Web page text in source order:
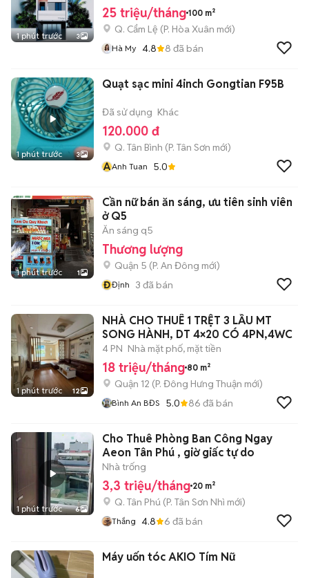
1 phút trước 3
25 triệu/tháng 100 m²
Q. Cẩm Lệ (P. Hòa Xuân mới)
Hà My 4.8 8 đã bán
1 phút trước 3
Quạt sạc mini 4inch Gongtian F95B
Đã sử dụng Khác
120.000 đ
Q. Tân Bình (P. Tân Sơn mới)
AAnh Tuan 5.0
1 phút trước 1
Cần nữ bán ăn sáng, ưu tiên sinh viên
ở Q5
Ăn sáng q5
Thương lượng
Quận 5 (P. An Đông mới)
ĐĐịnh 3 đã bán
1 phút trước 12
NHÀ CHO THUÊ 1 TRỆT 3 LẦU MT
SONG HÀNH, DT 4×20 CÓ 4PN,4WC
4 PN Nhà mặt phố, mặt tiền
18 triệu/tháng 80 m²
Quận 12 (P. Đông Hưng Thuận mới)
Bình An BĐS 5.0 86 đã bán
1 phút trước 6
Cho Thuê Phòng Ban Công Ngay
Aeon Tân Phú , giờ giấc tự do
Nhà trống
3,3 triệu/tháng 20 m²
Q. Tân Phú (P. Tân Sơn Nhì mới)
Thắng 4.8 6 đã bán
Máy uốn tóc AKIO Tím Nữ